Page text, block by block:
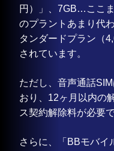
円）」、7GB…ここ
のプラントあまり代
タンダードプラン（
されています。
ただし、音声通話
おり、12ヶ月以内の
ス契約解除料が必要で
さらに、「BBモバイ